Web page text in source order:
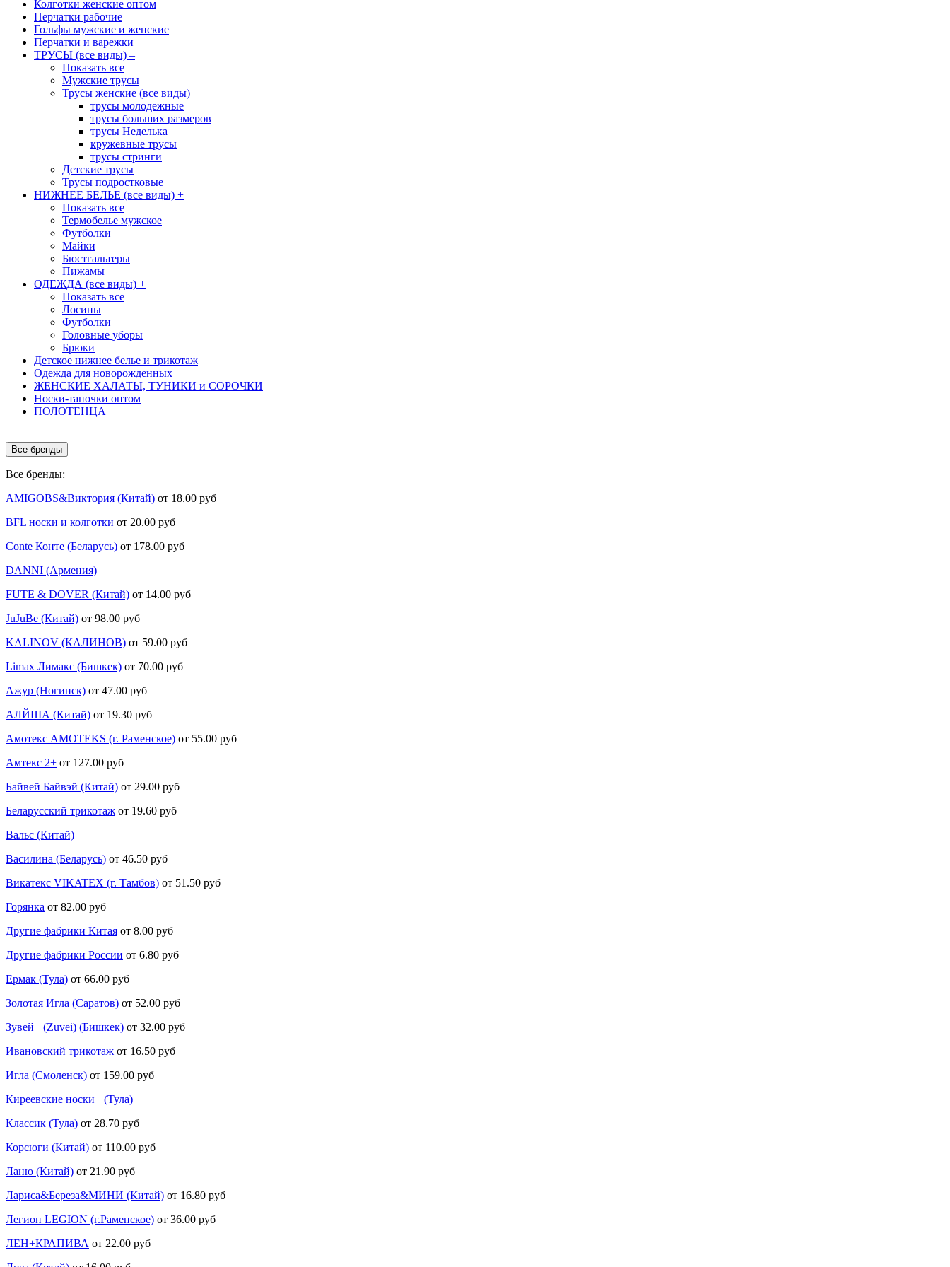
Колготки женские оптом
Перчатки рабочие
Гольфы мужские и женские
Перчатки и варежки
ТРУСЫ (все виды) –
Показать все
Мужские трусы
Трусы женские (все виды)
трусы молодежные
трусы больших размеров
трусы Неделька
кружевные трусы
трусы стринги
Детские трусы
Трусы подростковые
НИЖНЕЕ БЕЛЬЕ (все виды) +
Показать все
Термобелье мужское
Футболки
Майки
Бюстгальтеры
Пижамы
ОДЕЖДА (все виды) +
Показать все
Лосины
Футболки
Головные уборы
Брюки
Детское нижнее белье и трикотаж
Одежда для новорожденных
ЖЕНСКИЕ ХАЛАТЫ, ТУНИКИ и СОРОЧКИ
Носки-тапочки оптом
ПОЛОТЕНЦА
Все бренды
Все бренды:
AMIGOBS&Виктория (Китай) от 18.00 руб
BFL носки и колготки от 20.00 руб
Conte Конте (Беларусь) от 178.00 руб
DANNI (Армения)
FUTE & DOVER (Китай) от 14.00 руб
JuJuBe (Китай) от 98.00 руб
KALINOV (КАЛИНОВ) от 59.00 руб
Limax Лимакс (Бишкек) от 70.00 руб
Ажур (Ногинск) от 47.00 руб
АЛЙША (Китай) от 19.30 руб
Амотекс AMOTEKS (г. Раменское) от 55.00 руб
Амтекс 2+ от 127.00 руб
Байвей Байвэй (Китай) от 29.00 руб
Беларусский трикотаж от 19.60 руб
Вальс (Китай)
Василина (Беларусь) от 46.50 руб
Викатекс VIKATEX (г. Тамбов) от 51.50 руб
Горянка от 82.00 руб
Другие фабрики Китая от 8.00 руб
Другие фабрики России от 6.80 руб
Ермак (Тула) от 66.00 руб
Золотая Игла (Саратов) от 52.00 руб
Зувей+ (Zuvei) (Бишкек) от 32.00 руб
Ивановский трикотаж от 16.50 руб
Игла (Смоленск) от 159.00 руб
Киреевские носки+ (Тула)
Классик (Тула) от 28.70 руб
Корсюги (Китай) от 110.00 руб
Ланю (Китай) от 21.90 руб
Лариса&Береза&МИНИ (Китай) от 16.80 руб
Легион LEGION (г.Раменское) от 36.00 руб
ЛЕН+КРАПИВА от 22.00 руб